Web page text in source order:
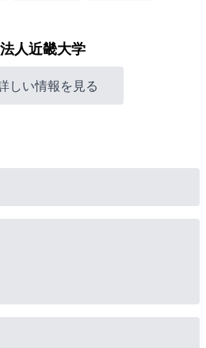
人近畿大学
しい情報を見る